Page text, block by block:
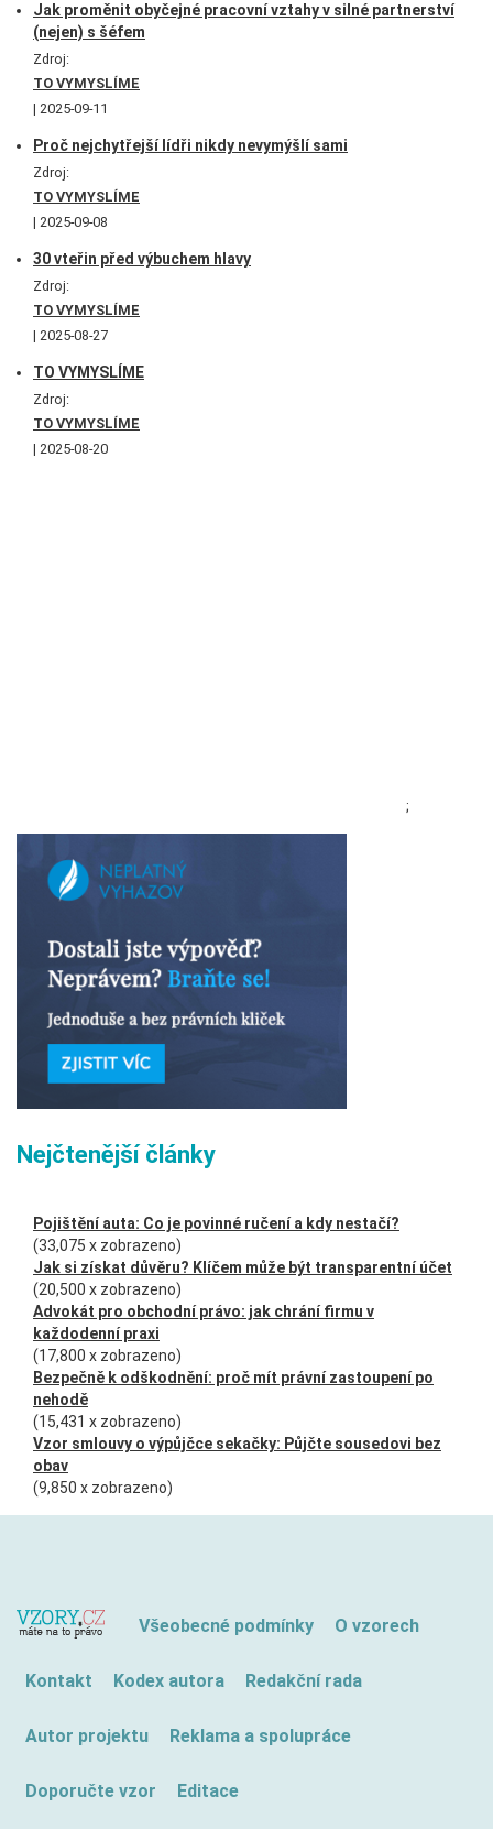
Jak proměnit obyčejné pracovní vztahy v silné partnerství
(nejen) s šéfem
Zdroj:
TO VYMYSLÍME
2025-09-11
Proč nejchytřejší lídři nikdy nevymýšlí sami
Zdroj:
TO VYMYSLÍME
2025-09-08
30 vteřin před výbuchem hlavy
Zdroj:
TO VYMYSLÍME
2025-08-27
TO VYMYSLÍME
Zdroj:
TO VYMYSLÍME
2025-08-20
;
Nejčtenější články
Pojištění auta: Co je povinné ručení a kdy nestačí?
(33,075 x zobrazeno)
Jak si získat důvěru? Klíčem může být transparentní účet
(20,500 x zobrazeno)
Advokát pro obchodní právo: jak chrání firmu v
každodenní praxi
(17,800 x zobrazeno)
Bezpečně k odškodnění: proč mít právní zastoupení po
nehodě
(15,431 x zobrazeno)
Vzor smlouvy o výpůjčce sekačky: Půjčte sousedovi bez
obav
(9,850 x zobrazeno)
Všeobecné podmínky O vzorech
Kontakt Kodex autora Redakční rada
Autor projektu Reklama a spolupráce
Doporučte vzor Editace